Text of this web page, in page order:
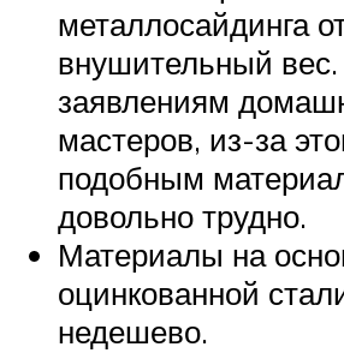
металлосайдинга
внушительный
заявлениям
мастеров, из-за
подобным
довольно трудно.
Материалы на
оцинкованной
недешево.